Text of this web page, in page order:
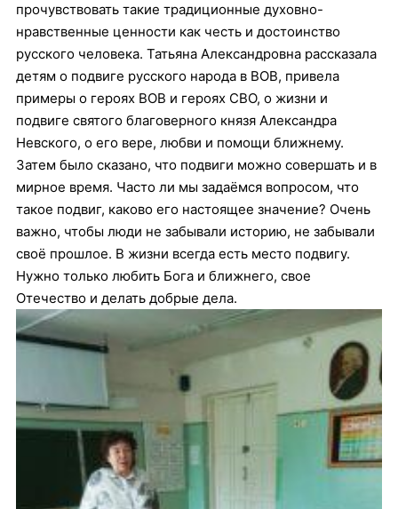
прочувствовать такие традиционные духовно-
нравственные ценности как честь и достоинство
русского человека. Татьяна Александровна рассказала
детям о подвиге русского народа в ВОВ, привела
примеры о героях ВОВ и героях СВО, о жизни и
подвиге святого благоверного князя Александра
Невского, о его вере, любви и помощи ближнему.
Затем было сказано, что подвиги можно совершать и в
мирное время. Часто ли мы задаёмся вопросом, что
такое подвиг, каково его настоящее значение? Очень
важно, чтобы люди не забывали историю, не забывали
своё прошлое. В жизни всегда есть место подвигу.
Нужно только любить Бога и ближнего, свое
Отечество и делать добрые дела.